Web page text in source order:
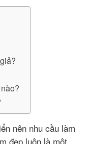
nên nhu cầu làm
đẹp luôn là một